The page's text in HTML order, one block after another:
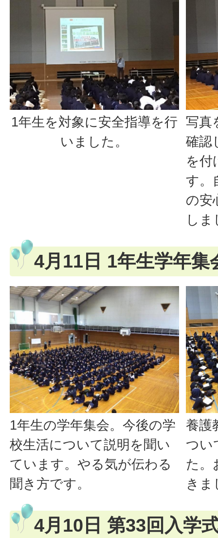
1年生を対象に安全指導を行
いました。
写真
確認
を付
す。
の安
しま
4月11日 1年生学年集
1年生の学年集会。今後の学
校生活について説明を聞い
ています。やる気が伝わる
聞き方です。
養護
つい
た。
きま
4月10日 第33回入学